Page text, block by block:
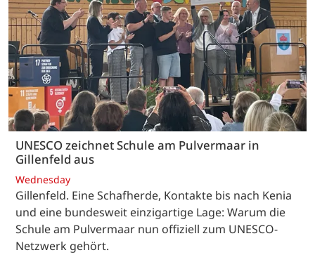
UNESCO zeichnet Schule am Pulvermaar in
Gillenfeld aus
Wednesday
Gillenfeld. Eine Schafherde, Kontakte bis nach Kenia
und eine bundesweit einzigartige Lage: Warum die
Schule am Pulvermaar nun offiziell zum UNESCO-
Netzwerk gehört.